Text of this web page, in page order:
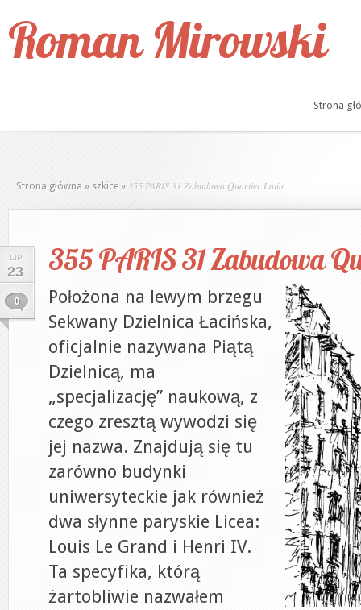
Roman Mirowski
Strona
Strona główna » szkice » 355 PARIS 31 Zabudowa Quartier Latin
LIP
23
0
355 PARIS 31 Zabudowa
Położona na lewym brzegu
Sekwany Dzielnica Łacińska,
oficjalnie nazywana Piątą
Dzielnicą, ma
„specjalizację” naukową, z
czego zresztą wywodzi się
jej nazwa. Znajdują się tu
zarówno budynki
uniwersyteckie jak również
dwa słynne paryskie Licea:
Louis Le Grand i Henri IV.
Ta specyfika, którą
żartobliwie nazwałem